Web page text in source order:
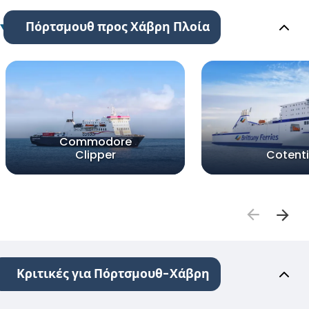
Πόρτσμουθ προς Χάβρη Πλοία
Commodore
Clipper
Κριτικές για Πόρτσμουθ-Χάβρη